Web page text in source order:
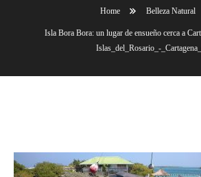
Home Belleza Natural
Isla Bora Bora: un lugar de ensueño cerca a
Islas_del_Rosario_-